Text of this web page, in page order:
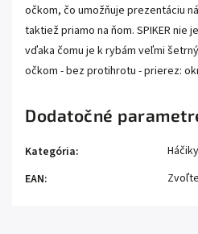
očkom, čo umožňuje prezentáciu
taktiež priamo na ňom. SPIKER
vďaka čomu je k rybám veľmi
očkom - bez protihrotu - prierez:
Dodatočné
Kategória:
Háčiky
EAN: